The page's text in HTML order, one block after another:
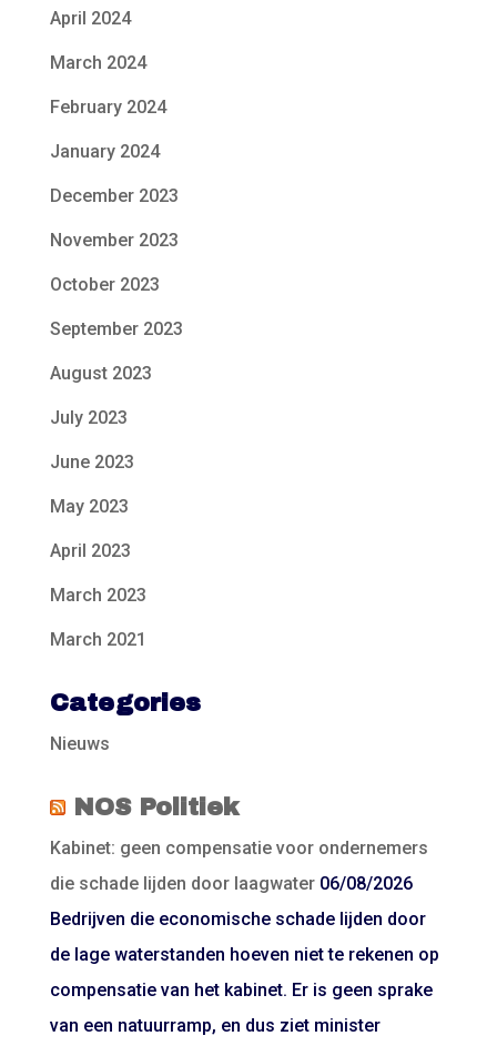
April 2024
March 2024
February 2024
January 2024
December 2023
November 2023
October 2023
September 2023
August 2023
July 2023
June 2023
May 2023
April 2023
March 2023
March 2021
Categories
Nieuws
NOS Politiek
Kabinet: geen compensatie voor ondernemers
die schade lijden door laagwater 06/08/2026
Bedrijven die economische schade lijden door
de lage waterstanden hoeven niet te rekenen op
compensatie van het kabinet. Er is geen sprake
van een natuurramp, en dus ziet minister